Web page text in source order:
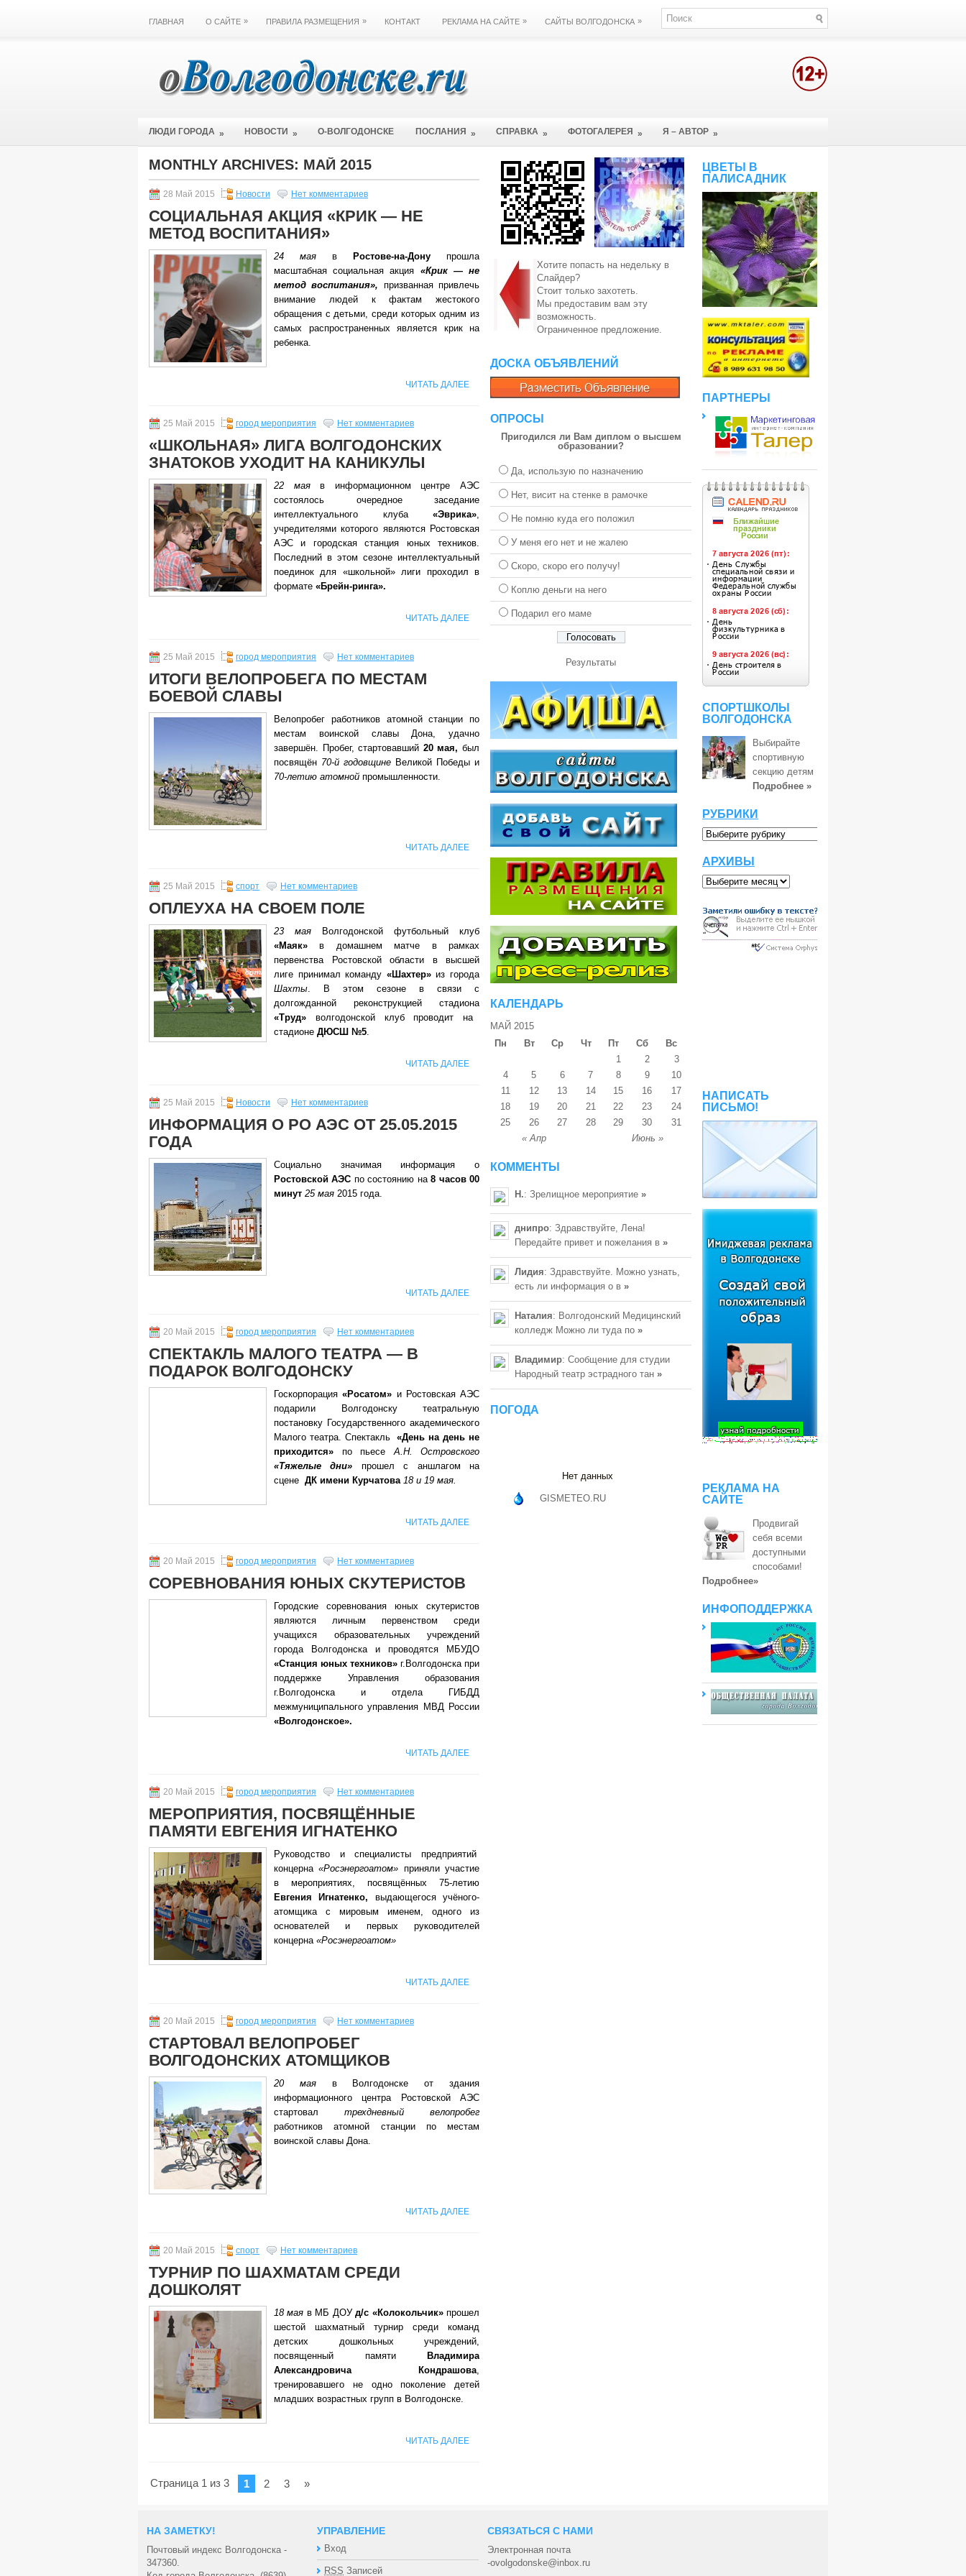
ГЛАВНАЯ О САЙТЕ » ПРАВИЛА РАЗМЕЩЕНИЯ » КОНТАКТ РЕКЛАМА НА САЙТЕ » САЙТЫ ВОЛГОДОНСКА »
ЛЮДИ ГОРОДА » НОВОСТИ » О-ВОЛГОДОНСКЕ ПОСЛАНИЯ » СПРАВКА » ФОТОГАЛЕРЕЯ » Я – АВТОР »
MONTHLY ARCHIVES: МАЙ 2015
28 Май 2015 Новости Нет комментариев
СОЦИАЛЬНАЯ АКЦИЯ «КРИК — НЕ
МЕТОД ВОСПИТАНИЯ»
24 мая в Ростове-на-Дону прошла
масштабная социальная акция «Крик — не
метод воспитания», призванная привлечь
внимание людей к фактам жестокого
обращения с детьми, среди которых одним из
самых распространенных является крик на
ребенка.
ЧИТАТЬ ДАЛЕЕ
25 Май 2015 город мероприятия Нет комментариев
«ШКОЛЬНАЯ» ЛИГА ВОЛГОДОНСКИХ
ЗНАТОКОВ УХОДИТ НА КАНИКУЛЫ
22 маяв информационном центре АЭС
состоялось очередное заседание
интеллектуального клуба «Эврика»,
учредителями которого являются Ростовская
АЭС и городская станция юных техников.
Последний в этом сезоне интеллектуальный
поединок для «школьной» лиги проходил в
формате «Брейн-ринга».
ЧИТАТЬ ДАЛЕЕ
25 Май 2015 город мероприятия Нет комментариев
ИТОГИ ВЕЛОПРОБЕГА ПО МЕСТАМ
БОЕВОЙ СЛАВЫ
Велопробег работников атомной станции по
местам воинской славы Дона, удачно
завершён. Пробег, стартовавший 20 мая, был
посвящён 70-й годовщине Великой Победы и
70-летию атомной промышленности.
ЧИТАТЬ ДАЛЕЕ
25 Май 2015 спорт Нет комментариев
ОПЛЕУХА НА СВОЕМ ПОЛЕ
23 мая Волгодонской футбольный клуб
«Маяк» в домашнем матче в рамках
первенства Ростовской области в высшей
лиге принимал команду «Шахтер»из города
Шахты. В этом сезоне в связи с
долгожданной реконструкцией стадиона
«Труд» волгодонской клуб проводит на
стадионе ДЮСШ №5.
ЧИТАТЬ ДАЛЕЕ
25 Май 2015 Новости Нет комментариев
ИНФОРМАЦИЯ О РО АЭС ОТ 25.05.2015
ГОДА
Социально значимая информация о
Ростовской АЭС по состоянию на8 часов 00
минут 25 мая 2015 года.
ЧИТАТЬ ДАЛЕЕ
20 Май 2015 город мероприятия Нет комментариев
СПЕКТАКЛЬ МАЛОГО ТЕАТРА — В
ПОДАРОК ВОЛГОДОНСКУ
Госкорпорация«Росатом» и Ростовская АЭС
подарили Волгодонску театральную
постановку Государственного академического
Малого театра. Спектакль «День на день не
приходится» по пьесе А.Н. Островского
«Тяжелые дни» прошел с аншлагом на
сцене ДК имени Курчатова18 и 19 мая.
ЧИТАТЬ ДАЛЕЕ
20 Май 2015 город мероприятия Нет комментариев
СОРЕВНОВАНИЯ ЮНЫХ СКУТЕРИСТОВ
Городские соревнования юных скутеристов
являются личным первенством среди
учащихся образовательных учреждений
города Волгодонска и проводятся МБУДО
«Станция юных техников» г.Волгодонска при
поддержке Управления образования
г.Волгодонска и отдела ГИБДД
межмуниципального управления МВД России
«Волгодонское».
ЧИТАТЬ ДАЛЕЕ
20 Май 2015 город мероприятия Нет комментариев
МЕРОПРИЯТИЯ, ПОСВЯЩЁННЫЕ
ПАМЯТИ ЕВГЕНИЯ ИГНАТЕНКО
Руководство и специалисты предприятий
концерна«Росэнергоатом» приняли участие
в мероприятиях, посвящённых 75-летию
Евгения Игнатенко, выдающегося учёного-
атомщика с мировым именем, одного из
основателей и первых руководителей
концерна «Росэнергоатом»
ЧИТАТЬ ДАЛЕЕ
20 Май 2015 город мероприятия Нет комментариев
СТАРТОВАЛ ВЕЛОПРОБЕГ
ВОЛГОДОНСКИХ АТОМЩИКОВ
20 маяв Волгодонске от здания
информационного центра Ростовской АЭС
стартовал трехдневный велопробег
работников атомной станции по местам
воинской славы Дона.
ЧИТАТЬ ДАЛЕЕ
20 Май 2015 спорт Нет комментариев
ТУРНИР ПО ШАХМАТАМ СРЕДИ
ДОШКОЛЯТ
18 мая в МБ ДОУд/с «Колокольчик»прошел
шестой шахматный турнир среди команд
детских дошкольных учреждений,
посвященный памяти
Владимира
Александровича Кондрашова,
тренировавшего не одно поколение детей
младших возрастных групп в Волгодонске.
ЧИТАТЬ ДАЛЕЕ
Страница 1 из 3 1 2 3 »
Хотите попасть на недельку в
Слайдер?
Стоит только захотеть.
Мы предоставим вам эту
возможность.
Ограниченное предложение.
ДОСКА ОБЪЯВЛЕНИЙ
ОПРОСЫ
Пригодился ли Вам диплом о высшем
образовании?
Да, использую по назначению
Нет, висит на стенке в рамочке
Не помню куда его положил
У меня его нет и не жалею
Скоро, скоро его получу!
Коплю деньги на него
Подарил его маме
Результаты
КАЛЕНДАРЬ
МАЙ 2015
Пн
Вт Ср Чт Пт Сб Вс
« Апр Июнь »
1 2
3
4
5 6 7 8 9
10
11
12 13 14 15 16
17
18
19 20 21 22 23
24
25
26 27 28 29 30 31
КОММЕНТЫ
Н.: Зрелищное мероприятие »
днипро: Здравствуйте, Лена!
Передайте привет и пожелания в »
Лидия: Здравствуйте. Можно узнать,
есть ли информация о в »
Наталия: Волгодонский Медицинский
колледж Можно ли туда по »
Владимир: Сообщение для студии
Народный театр эстрадного тан »
ПОГОДА
Нет данных
GISMETEO.RU
ЦВЕТЫ В
ПАЛИСАДНИК
ПАРТНЕРЫ
СПОРТШКОЛЫ
ВОЛГОДОНСКА
Выбирайте
спортивную
секцию детям
Подробнее »
РУБРИКИ
АРХИВЫ
НАПИСАТЬ
ПИСЬМО!
РЕКЛАМА НА
САЙТЕ
Продвигай
себя всеми
доступными
способами!
Подробнее»
ИНФОПОДДЕРЖКА
НА ЗАМЕТКУ!
Почтовый индекс Волгодонска -
347360.
УПРАВЛЕНИЕ
Вход
RSS Записей
СВЯЗАТЬСЯ С НАМИ
Электронная почта
-ovolgodonske@inbox.ru